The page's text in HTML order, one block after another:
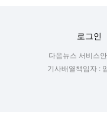
로그인
다음뉴스 서비스
기사배열책임자 :